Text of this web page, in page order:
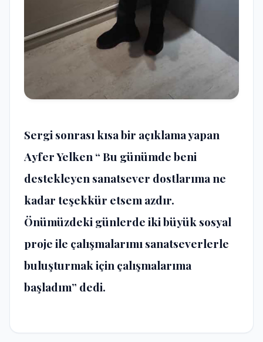
Sergi sonrası kısa bir açıklama yapan
Ayfer Yelken “ Bu günümde beni
destekleyen sanatsever dostlarıma ne
kadar teşekkür etsem azdır.
Önümüzdeki günlerde iki büyük sosyal
proje ile çalışmalarımı sanatseverlerle
buluşturmak için çalışmalarıma
başladım” dedi.